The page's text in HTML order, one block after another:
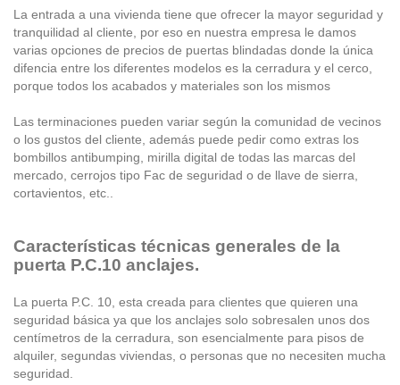
La entrada a una vivienda tiene que ofrecer la mayor seguridad y
tranquilidad al cliente, por eso en nuestra empresa le damos
varias opciones de precios de puertas blindadas donde la única
difencia entre los diferentes modelos es la cerradura y el cerco,
porque todos los acabados y materiales son los mismos
Las terminaciones pueden variar según la comunidad de vecinos
o los gustos del cliente, además puede pedir como extras los
bombillos antibumping, mirilla digital de todas las marcas del
mercado, cerrojos tipo Fac de seguridad o de llave de sierra,
cortavientos, etc..
Características técnicas generales de la
puerta P.C.10 anclajes.
La puerta P.C. 10, esta creada para clientes que quieren una
seguridad básica ya que los anclajes solo sobresalen unos dos
centímetros de la cerradura, son esencialmente para pisos de
alquiler, segundas viviendas, o personas que no necesiten mucha
seguridad.